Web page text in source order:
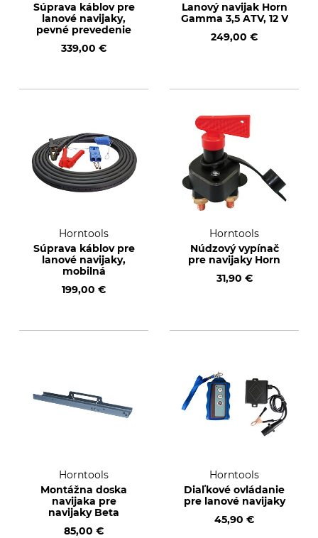
Súprava káblov pre
lanové navijaky,
pevné prevedenie
339,00 €
Lanový navijak Horn
Gamma 3,5 ATV, 12 V
249,00 €
Horntools
Súprava káblov pre
lanové navijaky,
mobilná
199,00 €
Horntools
Núdzový vypínač
pre navijaky Horn
31,90 €
Horntools
Montážna doska
navijaka pre
navijaky Beta
85,00 €
Horntools
Diaľkové ovládanie
pre lanové navijaky
45,90 €